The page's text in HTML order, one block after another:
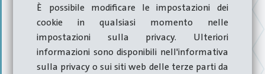
È possibile modificare le impostazioni dei
cookie in qualsiasi momento nelle
impostazioni sulla privacy. Ulteriori
informazioni sono disponibili nell'informativa
sulla privacy o sui siti web delle terze parti da
Hatebur Umform-maschinen
AG